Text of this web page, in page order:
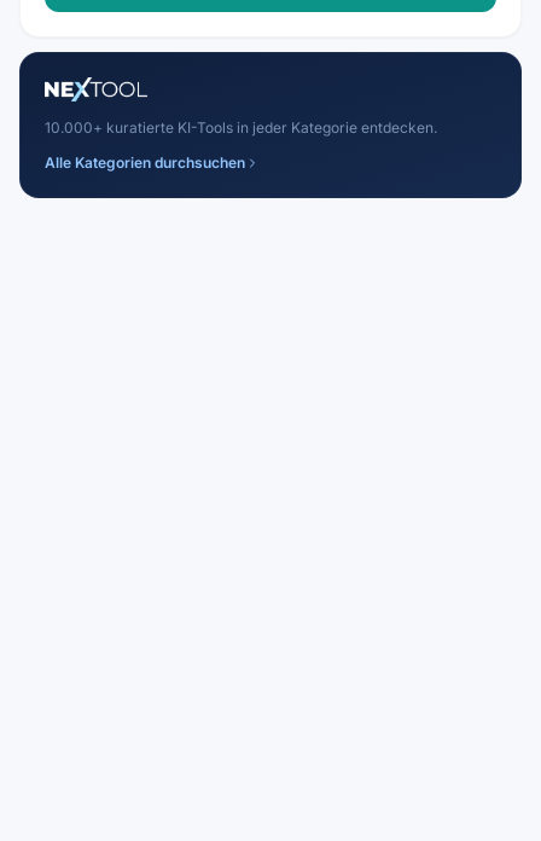
10.000+ kuratierte KI-Tools in jeder Kategorie entdecken.
Alle Kategorien durchsuchen